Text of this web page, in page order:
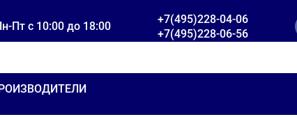
Пт с 10:00 до 18:00
+7(495)228-04-06
+7(495)228-06-56